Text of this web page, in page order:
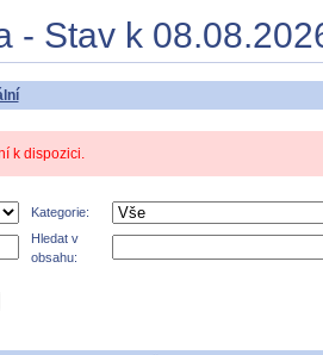
- Stav k
k dispozici.
Kategorie:
Hledat v
obsahu: